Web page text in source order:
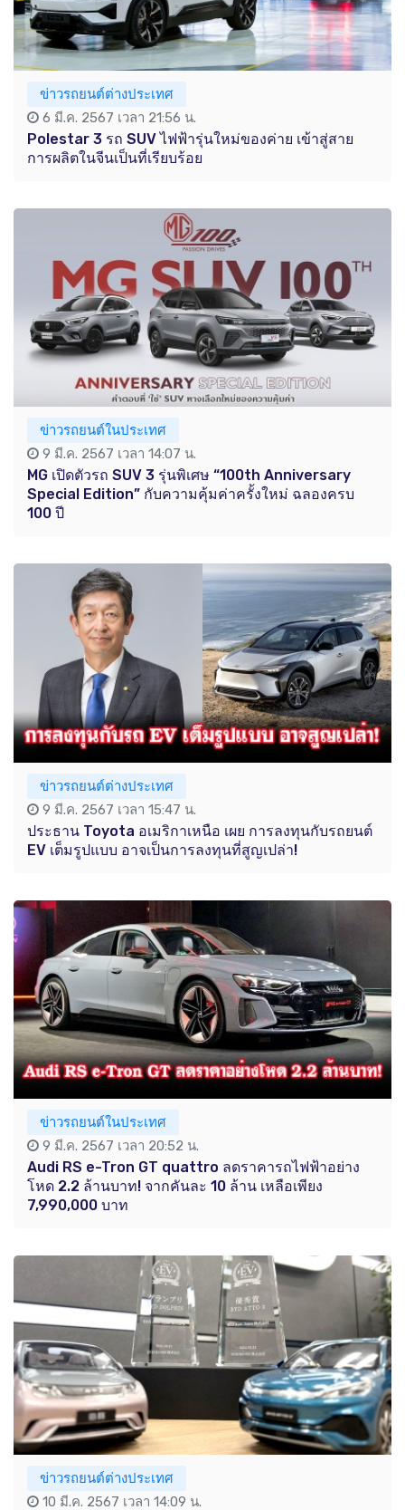
ข่าวรถยนต์ต่างประเทศ
6 มี.ค. 2567 เวลา 21:56 น.
Polestar 3 รถ SUV ไฟฟ้ารุ่นใหม่ของค่าย เข้าสู่สาย
การผลิตในจีนเป็นที่เรียบร้อย
ข่าวรถยนต์ในประเทศ
9 มี.ค. 2567 เวลา 14:07 น.
MG เปิดตัวรถ SUV 3 รุ่นพิเศษ “100th Anniversary
Special Edition” กับความคุ้มค่าครั้งใหม่ ฉลองครบ
100 ปี
ข่าวรถยนต์ต่างประเทศ
9 มี.ค. 2567 เวลา 15:47 น.
ประธาน Toyota อเมริกาเหนือ เผย การลงทุนกับรถยนต์
EV เต็มรูปแบบ อาจเป็นการลงทุนที่สูญเปล่า!
ข่าวรถยนต์ในประเทศ
9 มี.ค. 2567 เวลา 20:52 น.
Audi RS e-Tron GT quattro ลดราคารถไฟฟ้าอย่าง
โหด 2.2 ล้านบาท! จากคันละ 10 ล้าน เหลือเพียง
7,990,000 บาท
ข่าวรถยนต์ต่างประเทศ
10 มี.ค. 2567 เวลา 14:09 น.